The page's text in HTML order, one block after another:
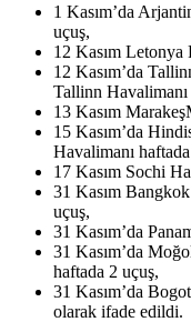
1 Kasım’da
uçuş,
12 Kasım Letonya
12 Kasım’da
Tallinn
13 Kasım
15 Kasım’da
Havalimanı
17 Kasım Sochi
31 Kasım
uçuş,
31 Kasım’da
31 Kasım’da
haftada 2 uçuş,
31 Kasım’da
olarak ifade edildi.